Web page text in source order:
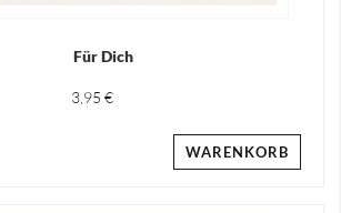
Für Dich
3,95 €
WARENKORB